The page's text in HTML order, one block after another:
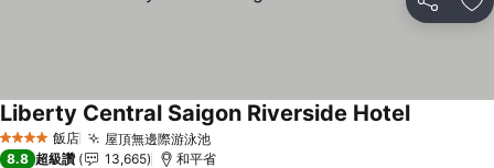
分享 加
4 星級 飯店 屋頂無邊際游泳池查看價格
Liberty Central Saigon Riverside Hotel查看價格
8.8 超級讚 13,665 和平省